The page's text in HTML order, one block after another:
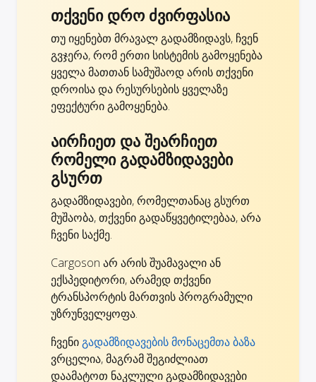
თქვენი დრო ძვირფასია
თუ იყენებთ მრავალ გადამზიდავს, ჩვენ
გვჯერა, რომ ერთი სისტემის გამოყენება
ყველა მათთან სამუშაოდ არის თქვენი
დროისა და რესურსების ყველაზე
ეფექტური გამოყენება.
აირჩიეთ და შეარჩიეთ
რომელი გადამზიდავები
გსურთ
გადამზიდავები, რომელთანაც გსურთ
მუშაობა, თქვენი გადაწყვეტილებაა, არა
ჩვენი საქმე.
Cargoson არ არის შუამავალი ან
ექსპედიტორი, არამედ თქვენი
ტრანსპორტის მართვის პროგრამული
უზრუნველყოფა.
ჩვენიგადამზიდავების მონაცემთა ბაზა
ვრცელია, მაგრამ შეგიძლიათ
დაამატოთ ნაკლული გადამზიდავები